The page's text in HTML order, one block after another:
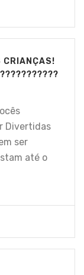
CRIANÇAS!
Divertidas
ser
até o